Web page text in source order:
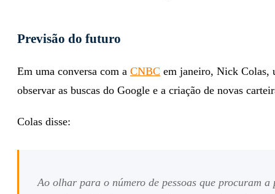
Previsão do futuro
Em uma conversa com a CNBC em janeiro, Nick Colas,
observar as buscas do Google e a criação de novas
Colas disse:
Ao olhar para o número de pessoas que procuram